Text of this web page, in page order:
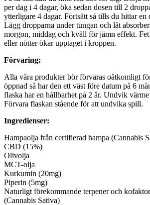
per dag i 4 dagar, öka sedan dosen till 2
ytterligare 4 dagar. Fortsätt så tills du hittar en
Lägg dropparna under tungan och låt
morgon, middag och kväll för jämn effekt.
eller nötter ökar upptaget i kroppen.
Förvaring:
Alla våra produkter bör förvaras oåtkomligt
öppnad så har den ett väst före datum på 6
flaska har en hållbarhet på 2 år. Undvik
Förvara flaskan stående för att undvika spill.
Ingredienser:
Hampaolja från certifierad hampa (Cannabis
CBD (15%)
Olivolja
MCT-olja
Kurkumin (20mg)
Piperin (5mg)
Naturligt förekommande terpener och
(Cannabis Sativa)